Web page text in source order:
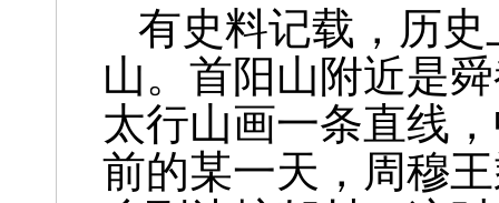
有史料记载，历
山。首阳山附近是
太行山画一条直线
前的某一天，周穆